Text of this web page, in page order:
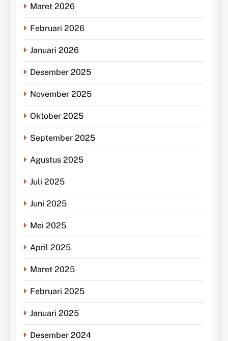
Maret 2026
Februari 2026
Januari 2026
Desember 2025
November 2025
Oktober 2025
September 2025
Agustus 2025
Juli 2025
Juni 2025
Mei 2025
April 2025
Maret 2025
Februari 2025
Januari 2025
Desember 2024